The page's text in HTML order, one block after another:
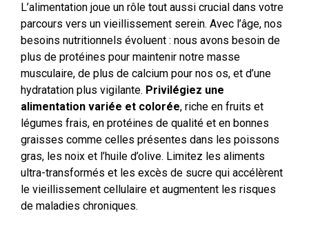
L’alimentation joue un rôle tout aussi crucial dans votre
parcours vers un vieillissement serein. Avec l’âge, nos
besoins nutritionnels évoluent : nous avons besoin de
plus de protéines pour maintenir notre masse
musculaire, de plus de calcium pour nos os, et d’une
hydratation plus vigilante. Privilégiez une
alimentation variée et colorée, riche en fruits et
légumes frais, en protéines de qualité et en bonnes
graisses comme celles présentes dans les poissons
gras, les noix et l’huile d’olive. Limitez les aliments
ultra-transformés et les excès de sucre qui accélèrent
le vieillissement cellulaire et augmentent les risques
de maladies chroniques.